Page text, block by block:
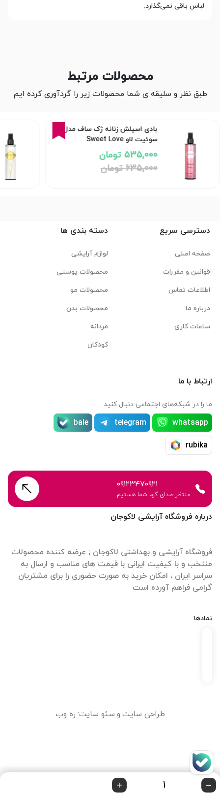
لباس باقی نمی‌گذارد.
محصولات مرتبط
طبق نظر و سلیقه ی شما محصولات زیر را گردآوری کرده ایم
بادی اسپلش زنانه ژک ساف مدل
سوئیت لاو Sweet Love
535,000 تومان
635,000 تومان
درباره فروشگاه آرایشی لاکوجان
فروشگاه آرایشی و بهداشتی لاکوجان ; عرضه کننده محصولات
منتخب و با کیفیت ایرانی با قیمت های مناسب و ارسال به
سراسر ایران ، امکان خرید به صورت حضوری را برای مشتریان
گرامی فراهم آورده است
نمادها
دسترسی سریع
صفحه اصلی
قوانین و مقررات
اطلاعات تماس
درباره ما
ساعات کاری
دسته بندی ها
لوازم آرایشی
محصولات پوستی
محصولات مو
محصولات بدن
مردانه
کودکان
ارتباط با ما
ما را در شبکه‌های اجتماعی دنبال کنید
whatsapp
telegram
bale
rubika
۰۹۱۲۳۴۷۰۹۲۱
منتظر صدای گرم شما هستیم
طراحی سایت و سئو سایت: ره وب